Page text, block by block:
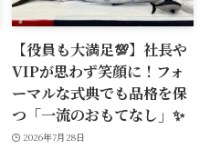
【役員も大満足💯】社長や
VIPが思わず笑顔に！フォ
ーマルな式典でも品格を保
つ「一流のおもてなし」✨
2026年7月28日